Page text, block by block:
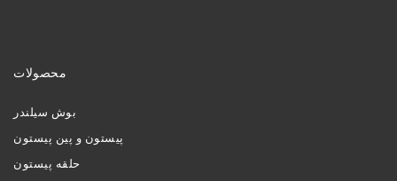
محصولات
بوش سیلندر
پیستون و پین پیستون
حلقه پیستون